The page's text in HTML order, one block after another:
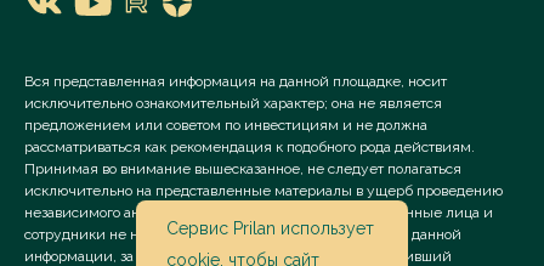
Вся представленная информация на данной площадке, носит
исключительно ознакомительный характер; она не является
предложением или советом по инвестициям и не должна
рассматриваться как рекомендация к подобного рода действиям.
Принимая во внимание вышесказанное, не следует полагаться
исключительно на представленные материалы в ущерб проведению
независимого анализа. Сервис «Prilan» его аффилированные лица и
сотрудники не несут ответственности за использование данной
информации, за прямой или косвенный ущерб, наступивший
Сервис Prilan использует
cookie , чтобы сайт